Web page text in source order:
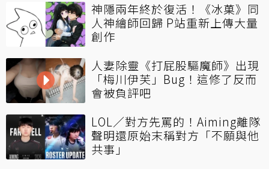
神隱兩年終於復活！《冰菓》同
人神繪師回歸 P站重新上傳大量
創作
人妻除靈《打屁股驅魔師》出現
「梅川伊芙」Bug！這修了反而
會被負評吧
LOL／對方先罵的！Aiming離隊
聲明還原始末稱對方「不願與他
共事」